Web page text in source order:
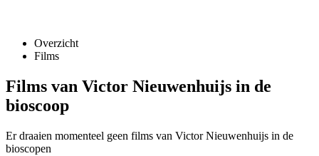
Overzicht
Films
Films van Victor Nieuwenhuijs in de
bioscoop
Er draaien momenteel geen films van Victor Nieuwenhuijs in de
bioscopen